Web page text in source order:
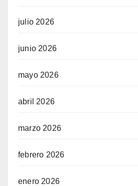
julio 2026
junio 2026
mayo 2026
abril 2026
marzo 2026
febrero 2026
enero 2026